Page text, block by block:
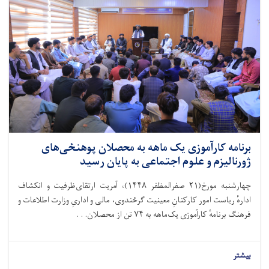
برنامه کارآموزی یک ماهه به محصلان پوهنځی‌های
ژورنالیزم و علوم اجتماعی به پایان رسید
چهارشنبه مورخ(۲۱ صفرالمظفر ۱۴۴۸)، آمریت ارتقای‌ظرفیت و انکشاف
ادارهٔ ریاست امور کارکنانِ معینیت گرځندوی، مالی و اداریِ وزارت اطلاعات و
فرهنگ برنامهٔ کارآموزی یک‌ماهه به ۷۴ تن از محصلان. . .
بیشتر